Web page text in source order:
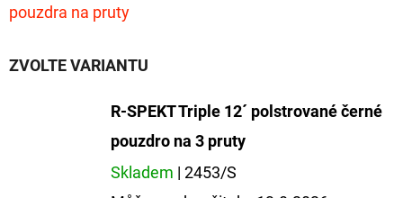
pouzdra na pruty
ZVOLTE VARIANTU
R-SPEKT Triple 12´ polstrované černé
pouzdro na 3 pruty
Skladem | 2453/S